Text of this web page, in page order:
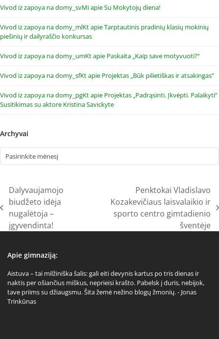
Vivod iz zapoya na domy_svMiapieSu Mokytojų diena!
Vivod iz zapoya na domy_mlKtapieTarptautinis pradinių klasių mokinių
piešinių ir dailyraščio konkursas
Vivod iz zapoya na domy_umKtapie Paskaita „Kaip save motyvuoti?“
Vivod iz zapoya na domy_sfKtapie Projektas „Būk pilietiškas ir atsakingas”
Vivod iz zapoya na domy_pgKtapie Projektas „Padrąsinti. Įkvėpti. Palaikyti”
Susitikimas su aktore Kristina Savickyte
Archyvai
previous
post:
Dalyvaujamojo
biudžeto idėja
nugalėtoja –
įgyvendinta!
Penktokai Vladislavo
Kozakevičiaus laisvalaikio ir
sporto centro gimtadienio
šventėje
Apie gimnaziją:
Aistuva – tai milžiniška šalis: gali eiti devynis kartus po tris dienas ir
naktis per ošiančius miškus, neprieisi krašto. Pabelsk į duris, nebijok,
tave priims su džiaugsmu. Šita žemė nežino blogų žmonių. - Jonas
Trinkūnas